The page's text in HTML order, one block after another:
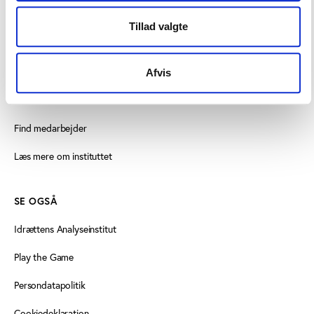
Tillad valgte
Afvis
Vester Allé 8B, 3. sal, 8000 Aarhus C
Find medarbejder
Læs mere om instituttet
SE OGSÅ
Idrættens Analyseinstitut
Play the Game
Persondatapolitik